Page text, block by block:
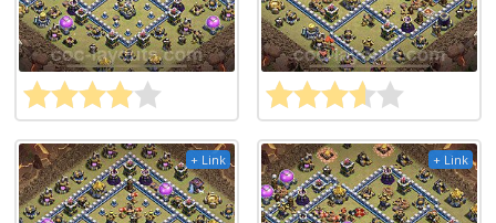
+ Link + Link